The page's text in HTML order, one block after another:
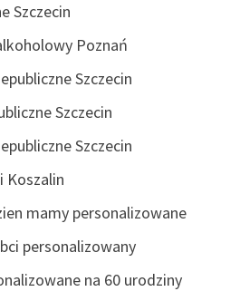
Szczecin
Poznań
Szczecin
Szczecin
Szczecin
Koszalin
mamy personalizowane
personalizowany
na 60 urodziny